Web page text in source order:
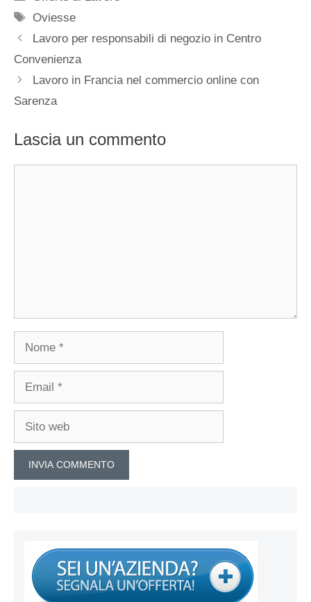
Tag
Oviesse
Lavoro per responsabili di negozio in Centro
Convenienza
Lavoro in Francia nel commercio online con
Sarenza
Lascia un commento
Nome
Email
Sito